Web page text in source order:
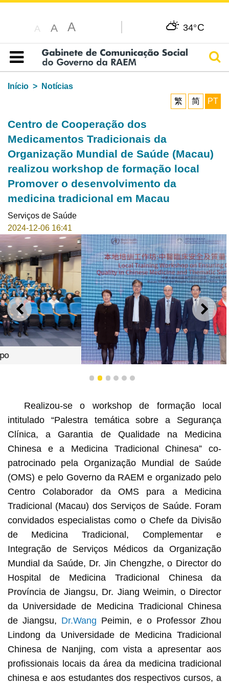
A A A 34°C
Índice
Início
Notícias
繁
简 PT
Centro de Cooperação dos
Medicamentos Tradicionais da
Organização Mundial de Saúde (Macau)
realizou workshop de formação local
Promover o desenvolvimento da
medicina tradicional em Macau
Serviços de Saúde
2024-12-06 16:41
ANTERIOR
Saúde, Dr. Cheang Seng Ip com os convidados
1 2 3 4 5 6
Realizou-se o workshop de formação local
intitulado “Palestra temática sobre a Segurança
Clínica, a Garantia de Qualidade na Medicina
Chinesa e a Medicina Tradicional Chinesa” co-
patrocinado pela Organização Mundial de Saúde
(OMS) e pelo Governo da RAEM e organizado pelo
Centro Colaborador da OMS para a Medicina
Tradicional (Macau) dos Serviços de Saúde. Foram
convidados especialistas como o Chefe da Divisão
de Medicina Tradicional, Complementar e
Integração de Serviços Médicos da Organização
Mundial da Saúde, Dr. Jin Chengzhe, o Director do
Hospital de Medicina Tradicional Chinesa da
Província de Jiangsu, Dr. Jiang Weimin, o Director
da Universidade de Medicina Tradicional Chinesa
de Jiangsu, Dr.Wang Peimin, e o Professor Zhou
Lindong da Universidade de Medicina Tradicional
Chinesa de Nanjing, com vista a apresentar aos
profissionais locais da área da medicina tradicional
chinesa e aos estudantes dos respectivos cursos, a